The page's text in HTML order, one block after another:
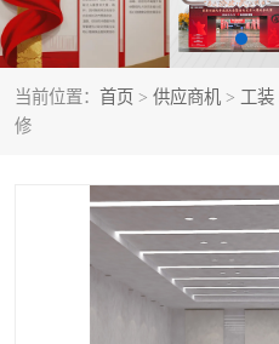
当前位置： 首页 > 供应商机 > 工装
修
标识标牌类
展架